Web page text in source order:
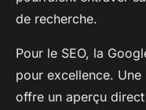
de recherche.
Pour le SEO, la
pour excellence.
offre un aperçu